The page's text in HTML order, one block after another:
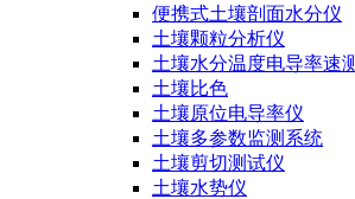
便携式土壤剖面水分仪
土壤颗粒分析仪
土壤水分温度电导率速
土壤比色
土壤原位电导率仪
土壤多参数监测系统
土壤剪切测试仪
土壤水势仪